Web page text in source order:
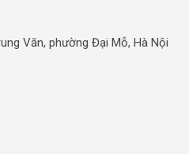
Văn, phường Đại Mỗ, Hà Nội